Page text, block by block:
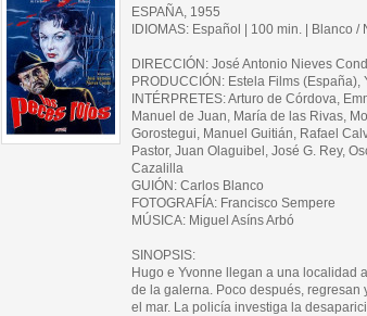
ESPAÑA, 1955
IDIOMAS: Español | 100 min. | Blanco
DIRECCIÓN: José Antonio Nieves
PRODUCCIÓN: Estela Films (España),
INTÉRPRETES: Arturo de Córdova,
Manuel de Juan, María de las Rivas,
Gorostegui, Manuel Guitián, Rafael
Pastor, Juan Olaguibel, José G. Rey,
Cazalilla
GUIÓN: Carlos Blanco
FOTOGRAFÍA: Francisco Sempere
MÚSICA: Miguel Asíns Arbó
SINOPSIS:
Hugo e Yvonne llegan a una localidad
de la galerna. Poco después,
el mar. La policía investiga la